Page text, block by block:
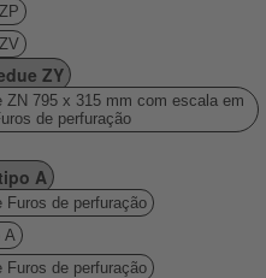
ZY
ZN 795 x 315 mm com escala em
de perfuração
A
de perfuração
A
de perfuração